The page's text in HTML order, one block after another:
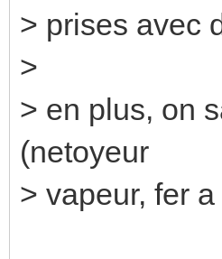
> prises avec
>
> en plus, on
(netoyeur
> vapeur, fer